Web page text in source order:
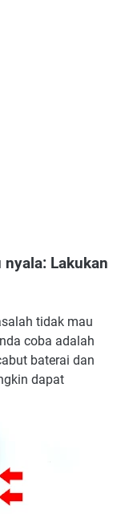
Lakukan
tidak mau
coba adalah
baterai dan
dapat